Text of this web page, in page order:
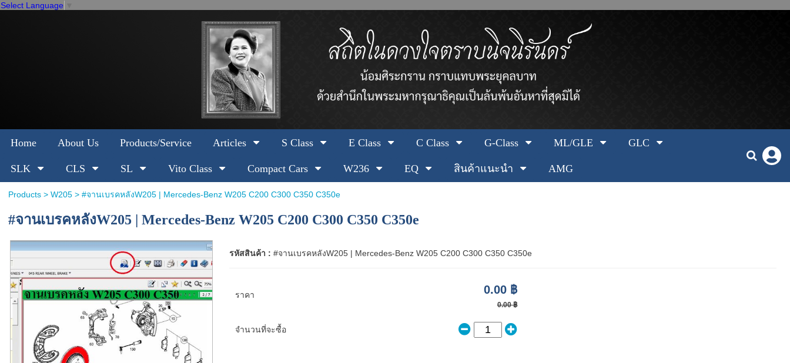
Select Language
Home About Us Products/Service Articles S Class E Class C Class G-Class ML/GLE GLC
SLK CLS SL Vito Class Compact Cars W236 EQ สินค้าแนะนำ AMG
Products> W205> #จานเบรคหลังW205 | Mercedes-Benz W205 C200 C300 C350 C350e
#จานเบรคหลังW205 | Mercedes-Benz W205 C200 C300 C350 C350e
รหัสสินค้า : #จานเบรคหลังW205 | Mercedes-Benz W205 C200 C300 C350 C350e
ราคา 0.00 ฿
0.00 ฿
จำนวนที่จะซื้อ